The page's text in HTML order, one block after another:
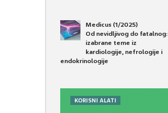
Medicus (1/2025)
Od nevidljivog do fatalnog:
izabrane teme iz
kardiologije, nefrologije i
endokrinologije
KORISNI ALATI